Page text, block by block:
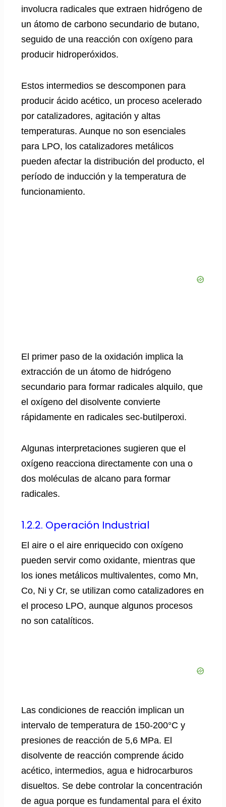
involucra radicales que extraen hidrógeno de
un átomo de carbono secundario de butano,
seguido de una reacción con oxígeno para
producir hidroperóxidos.
Estos intermedios se descomponen para
producir ácido acético, un proceso acelerado
por catalizadores, agitación y altas
temperaturas. Aunque no son esenciales
para LPO, los catalizadores metálicos
pueden afectar la distribución del producto, el
período de inducción y la temperatura de
funcionamiento.
El primer paso de la oxidación implica la
extracción de un átomo de hidrógeno
secundario para formar radicales alquilo, que
el oxígeno del disolvente convierte
rápidamente en radicales sec-butilperoxi.
Algunas interpretaciones sugieren que el
oxígeno reacciona directamente con una o
dos moléculas de alcano para formar
radicales.
1.2.2. Operación Industrial
El aire o el aire enriquecido con oxígeno
pueden servir como oxidante, mientras que
los iones metálicos multivalentes, como Mn,
Co, Ni y Cr, se utilizan como catalizadores en
el proceso LPO, aunque algunos procesos
no son catalíticos.
Las condiciones de reacción implican un
intervalo de temperatura de 150-200°C y
presiones de reacción de 5,6 MPa. El
disolvente de reacción comprende ácido
acético, intermedios, agua e hidrocarburos
disueltos. Se debe controlar la concentración
de agua porque es fundamental para el éxito